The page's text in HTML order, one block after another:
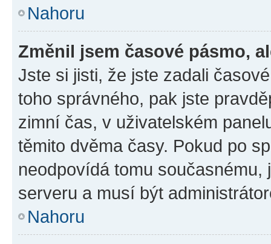
Nahoru
Změnil jsem časové pásmo,
Jste si jisti, že jste zadali
toho správného, pak jste
zimní čas, v uživatelském
těmito dvěma časy. Pokud po
neodpovídá tomu
serveru a musí být
Nahoru